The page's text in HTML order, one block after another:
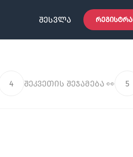
ᲨᲔᲡᲕᲚᲐ
4 შეკვეთის შეჯამება 👀 5